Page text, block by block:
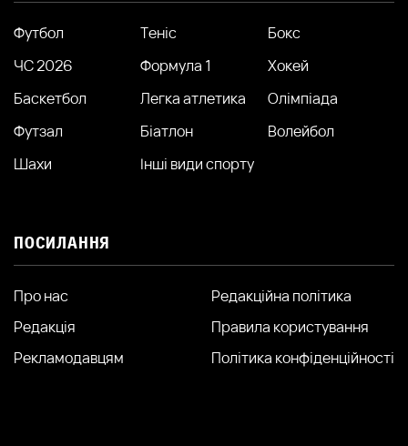
Футбол Теніс
Бокс
ЧС 2026
Формула 1
Хокей
Баскетбол
Легка атлетика
Олімпіада
Футзал
Біатлон
Волейбол
Шахи
Інші види спорту
ПОСИЛАННЯ
Про нас
Редакція
Рекламодавцям
Редакційна політика
Правила користування
Політика конфіденційності